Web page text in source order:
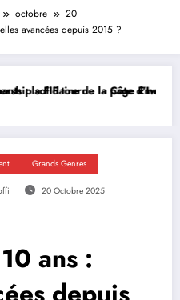
octobre
20
avancées depuis 2015 ?
d’Ivoire en Afrique
Emerse Faé
Grands Genres
20 Octobre 2025
ans :